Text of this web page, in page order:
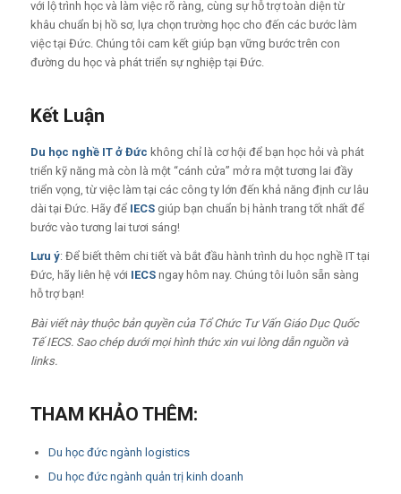
với lộ trình học và làm việc rõ ràng, cùng sự hỗ trợ toàn diện từ
khâu chuẩn bị hồ sơ, lựa chọn trường học cho đến các bước làm
việc tại Đức. Chúng tôi cam kết giúp bạn vững bước trên con
đường du học và phát triển sự nghiệp tại Đức.
Kết Luận
Du học nghề IT ở Đức không chỉ là cơ hội để bạn học hỏi và phát
triển kỹ năng mà còn là một “cánh cửa” mở ra một tương lai đầy
triển vọng, từ việc làm tại các công ty lớn đến khả năng định cư lâu
dài tại Đức. Hãy để IECSgiúp bạn chuẩn bị hành trang tốt nhất để
bước vào tương lai tươi sáng!
Lưu ý: Để biết thêm chi tiết và bắt đầu hành trình du học nghề IT tại
Đức, hãy liên hệ với IECSngay hôm nay. Chúng tôi luôn sẵn sàng
hỗ trợ bạn!
Bài viết này thuộc bản quyền của Tổ Chức Tư Vấn Giáo Dục Quốc
Tế IECS. Sao chép dưới mọi hình thức xin vui lòng dẫn nguồn và
links.
THAM KHẢO THÊM:
Du học đức ngành logistics
Du học đức ngành quản trị kinh doanh